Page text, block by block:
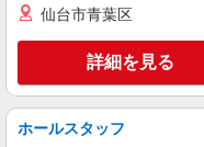
派遣社員
≪大和
デイサ
時給
仙台市青葉区
詳細を見る
ホールスタッフ